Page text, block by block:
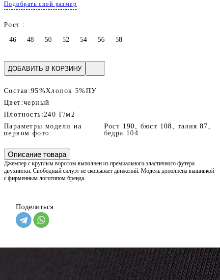
Подобрать свой размер
Рост :
46
48 50 52 54 56 58
ДОБАВИТЬ В КОРЗИНУ
Состав: 95%Хлопок 5%ПУ
Цвет:черный
Плотность:240 Г/м2
Параметры модели на
первом фото:
Рост 190, бюст 108, талия 87,
бедра 104
Описание товара
Джемпер с круглым воротом выполнен из премиального эластичного футера
двухнитки. Свободный силуэт не сковывает движений. Модель дополнена вышивкой
с фирменным логотипом бренда.
Поделиться